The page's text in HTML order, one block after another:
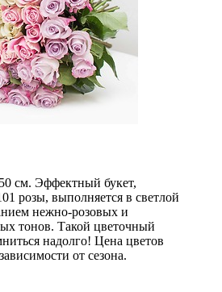
см. Эффектный букет,
розы, выполняется в светлой
нежно-розовых и
тонов. Такой цветочный
надолго! Цена цветов
от сезона.